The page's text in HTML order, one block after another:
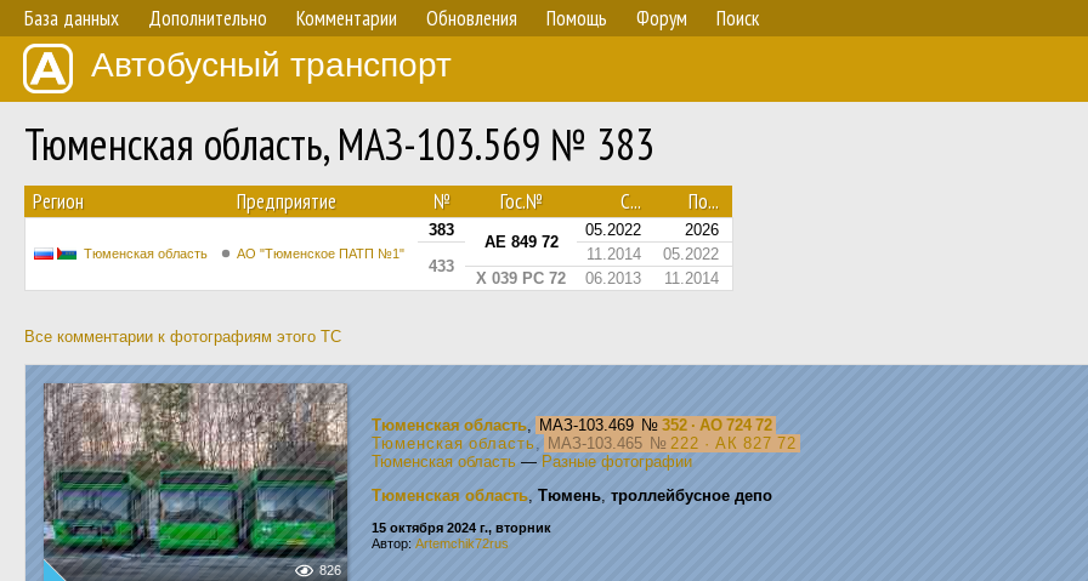
База данных Дополнительно Комментарии Обновления Помощь Форум Поиск
Автобусный транспорт
Тюменская область, МАЗ-103.569 № 383
Регион Предприятие № Гос.№ С... По...
Тюменская область АО "Тюменское ПАТП №1"
383
АЕ 849 72
05.2022
2026
433
11.2014
05.2022
Х 039 РС 72
06.2013 11.2014
Все комментарии к фотографиям этого ТС
826
Тюменская область, МАЗ-103.469 № 352 · АО 724 72
Тюменская область, МАЗ-103.465 № 222 · АК 827 72
Тюменская область — Разные фотографии
Тюменская область, Тюмень, троллейбусное депо
15 октября 2024 г., вторник
Автор: Artemchik72rus